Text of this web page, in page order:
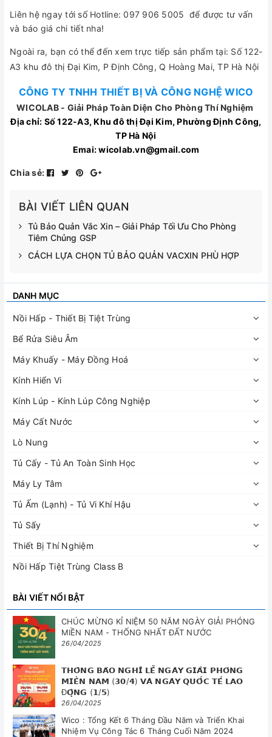
Liên hệ ngay tới số Hotline: 097 906 5005 để được tư vấn
và báo giá chi tiết nha!
Ngoài ra, bạn có thể đến xem trực tiếp sản phẩm tại: Số 122-
A3 khu đô thị Đại Kim, P Định Công, Q Hoàng Mai, TP Hà Nội
CÔNG TY TNHH THIẾT BỊ VÀ CÔNG NGHỆ WICO
WICOLAB - Giải Pháp Toàn Diện Cho Phòng Thí Nghiệm
Địa chỉ: Số 122-A3, Khu đô thị Đại Kim, Phường Định Công,
TP Hà Nội
Emai:wicolab.vn@gmail.com
Chia sẻ:
BÀI VIẾT LIÊN QUAN
Tủ Bảo Quản Vắc Xin – Giải Pháp Tối Ưu Cho Phòng
Tiêm Chủng GSP
CÁCH LỰA CHỌN TỦ BẢO QUẢN VACXIN PHÙ HỢP
DANH MỤC
Nồi Hấp - Thiết Bị Tiệt Trùng
Bể Rửa Siêu Âm
Máy Khuấy - Máy Đồng Hoá
Kính Hiển Vi
Kính Lúp - Kính Lúp Công Nghiệp
Máy Cất Nước
Lò Nung
Tủ Cấy - Tủ An Toàn Sinh Học
Máy Ly Tâm
Tủ Ấm (Lạnh) - Tủ Vi Khí Hậu
Tủ Sấy
Thiết Bị Thí Nghiệm
Nồi Hấp Tiệt Trùng Class B
BÀI VIẾT NỔI BẬT
CHÚC MỪNG KỈ NIỆM 50 NĂM NGÀY GIẢI PHÓNG
MIỀN NAM - THỐNG NHẤT ĐẤT NƯỚC
26/04/2025
𝗧𝗛𝗢̂𝗡𝗚 𝗕𝗔́𝗢 𝗡𝗚𝗛𝗜̉ 𝗟𝗘̂̃ 𝗡𝗚𝗔̀𝗬 𝗚𝗜𝗔̉𝗜 𝗣𝗛𝗢́𝗡𝗚
𝗠𝗜𝗘̂̀𝗡 𝗡𝗔𝗠 (𝟯𝟬/𝟰) 𝗩𝗔̀ 𝗡𝗚𝗔̀𝗬 𝗤𝗨𝗢̂́𝗖 𝗧𝗘̂́ 𝗟𝗔𝗢
Đ𝗢̣̂𝗡𝗚 (𝟭/𝟱)
26/04/2025
Wico : Tổng Kết 6 Tháng Đầu Năm và Triển Khai
Nhiệm Vụ Công Tác 6 Tháng Cuối Năm 2024